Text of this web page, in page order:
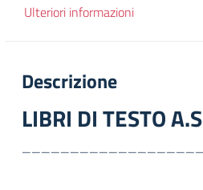
Ulteriori informazioni
Descrizione
LIBRI DI TESTO